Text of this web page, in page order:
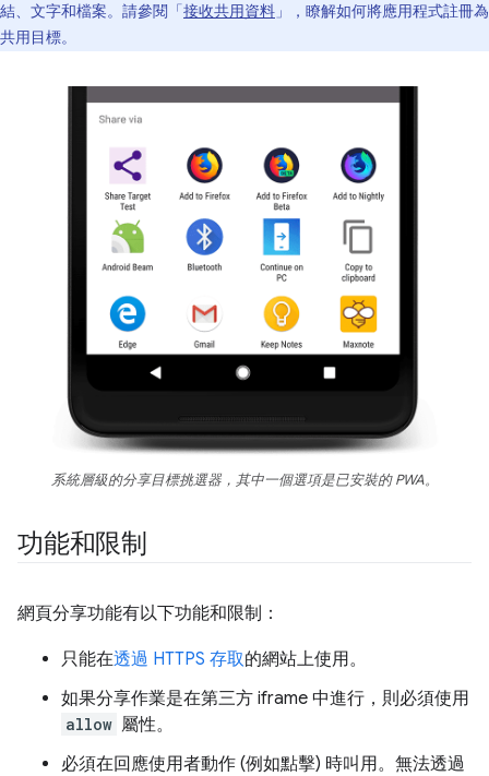
結、文字和檔案。請參閱「接收共用資料 」，瞭解如何將應用程式註冊為
共用目標。
系統層級的分享目標挑選器，其中一個選項是已安裝的 PWA。
功能和限制
網頁分享功能有以下功能和限制：
只能在透過 HTTPS 存取的網站上使用。
如果分享作業是在第三方 iframe 中進行，則必須使用
allow 屬性。
必須在回應使用者動作 (例如點擊) 時叫用。無法透過